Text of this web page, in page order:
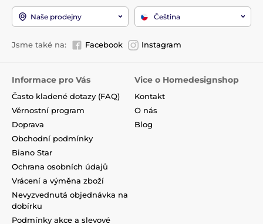
Naše prodejny Čeština
Jsme také na: Facebook Instagram
Informace pro Vás
Často kladené dotazy (FAQ)
Věrnostní program
Doprava
Obchodní podmínky
Biano Star
Ochrana osobních údajů
Vrácení a výměna zboží
Nevyzvednutá objednávka na
dobírku
Podmínky akce a slevové
Vice o Homedesignshop
Kontakt
O nás
Blog